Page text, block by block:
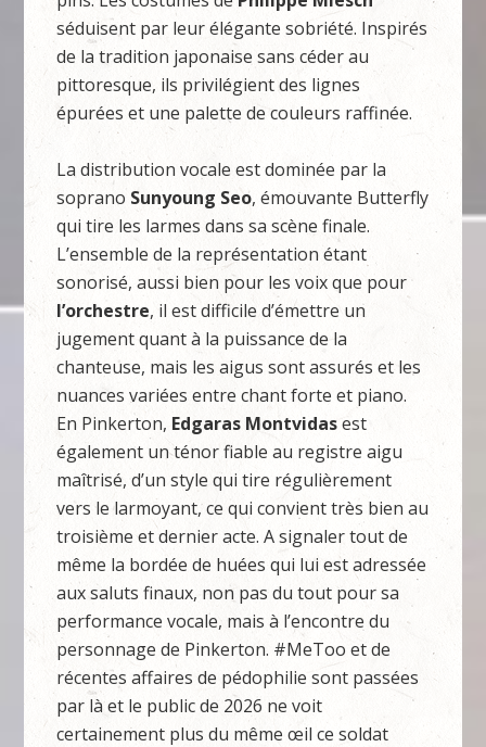
séduisent par leur élégante sobriété. Inspirés
de la tradition japonaise sans céder au
pittoresque, ils privilégient des lignes
épurées et une palette de couleurs raffinée.
La distribution vocale est dominée par la
soprano Sunyoung Seo, émouvante Butterfly
qui tire les larmes dans sa scène finale.
L’ensemble de la représentation étant
sonorisé, aussi bien pour les voix que pour
l’orchestre, il est difficile d’émettre un
jugement quant à la puissance de la
chanteuse, mais les aigus sont assurés et les
nuances variées entre chant forte et piano.
En Pinkerton, Edgaras Montvidasest
également un ténor fiable au registre aigu
maîtrisé, d’un style qui tire régulièrement
vers le larmoyant, ce qui convient très bien au
troisième et dernier acte. A signaler tout de
même la bordée de huées qui lui est adressée
aux saluts finaux, non pas du tout pour sa
performance vocale, mais à l’encontre du
personnage de Pinkerton. #MeToo et de
récentes affaires de pédophilie sont passées
par là et le public de 2026 ne voit
certainement plus du même œil ce soldat